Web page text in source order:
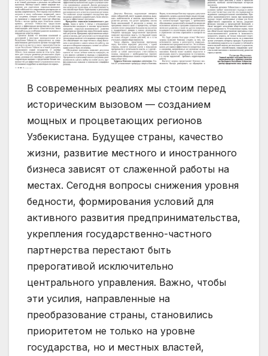
В современных реалиях мы стоим перед
историческим вызовом — созданием
мощных и процветающих регионов
Узбекистана. Будущее страны, качество
жизни, развитие местного и иностранного
бизнеса зависят от слаженной работы на
местах. Сегодня вопросы снижения уровня
бедности, формирования условий для
активного развития предпринимательства,
укрепления государственно-частного
партнерства перестают быть
прерогативой исключительно
центрального управления. Важно, чтобы
эти усилия, направленные на
преобразование страны, становились
приоритетом не только на уровне
государства, но и местных властей,